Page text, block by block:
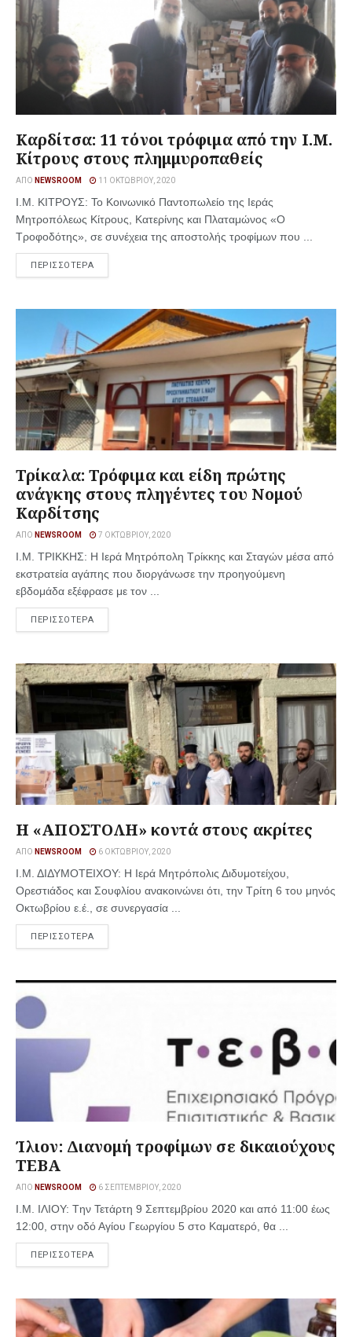
Καρδίτσα: 11 τόνοι τρόφιμα από την Ι.Μ.
Κίτρους στους πλημμυροπαθείς
ΑΠΌ NEWSROOM 11 ΟΚΤΩΒΡΊΟΥ, 2020
Ι.Μ. ΚΙΤΡΟΥΣ: Το Κοινωνικό Παντοπωλείο της Ιεράς
Μητροπόλεως Κίτρους, Κατερίνης και Πλαταμώνος «Ο
Τροφοδότης», σε συνέχεια της αποστολής τροφίμων που ...
ΠΕΡΙΣΣΟΤΕΡΑ
Τρίκαλα: Τρόφιμα και είδη πρώτης
ανάγκης στους πληγέντες του Νομού
Καρδίτσης
ΑΠΌ NEWSROOM 7 ΟΚΤΩΒΡΊΟΥ, 2020
Ι.Μ. ΤΡΙΚΚΗΣ: Η Ιερά Μητρόπολη Τρίκκης και Σταγών μέσα από
εκστρατεία αγάπης που διοργάνωσε την προηγούμενη
εβδομάδα εξέφρασε με τον ...
ΠΕΡΙΣΣΟΤΕΡΑ
Η «ΑΠΟΣΤΟΛΗ» κοντά στους ακρίτες
ΑΠΌ NEWSROOM 6 ΟΚΤΩΒΡΊΟΥ, 2020
Ι.Μ. ΔΙΔΥΜΟΤΕΙΧΟΥ: Η Ιερά Μητρόπολις Διδυμοτείχου,
Ορεστιάδος και Σουφλίου ανακοινώνει ότι, την Τρίτη 6 του μηνός
Οκτωβρίου ε.έ., σε συνεργασία ...
ΠΕΡΙΣΣΟΤΕΡΑ
Ίλιον: Διανομή τροφίμων σε δικαιούχους
ΤΕΒΑ
ΑΠΌ NEWSROOM 6 ΣΕΠΤΕΜΒΡΊΟΥ, 2020
Ι.Μ. ΙΛΙΟΥ: Tην Τετάρτη 9 Σεπτεμβρίου 2020 και από 11:00 έως
12:00, στην οδό Αγίου Γεωργίου 5 στο Καματερό, θα ...
ΠΕΡΙΣΣΟΤΕΡΑ